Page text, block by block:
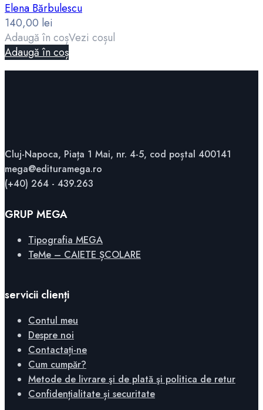
Elena Bărbulescu
140,00 lei
Adaugă în coșVezi coșul
Adaugă în coș
Cluj-Napoca, Piața 1 Mai, nr. 4-5, cod poștal 400141
mega@edituramega.ro
(+40) 264 - 439.263
GRUP MEGA
Tipografia MEGA
TeMe – CAIETE ȘCOLARE
servicii clienți
Contul meu
Despre noi
Contactați-ne
Cum cumpăr?
Metode de livrare şi de plată şi politica de retur
Confidențialitate și securitate